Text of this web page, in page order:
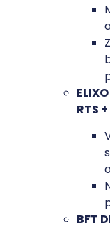
RTS
BFT